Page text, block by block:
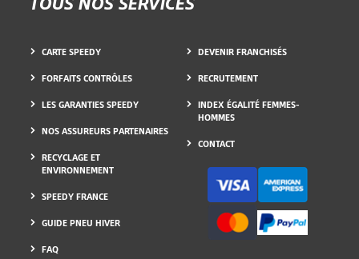
CARTE SPEEDY
FORFAITS CONTRÔLES
LES GARANTIES SPEEDY
NOS ASSUREURS PARTENAIRES
RECYCLAGE ET
ENVIRONNEMENT
SPEEDY FRANCE
GUIDE PNEU HIVER
FAQ
DEVENIR FRANCHISÉS
RECRUTEMENT
INDEX ÉGALITÉ FEMMES-
HOMMES
CONTACT